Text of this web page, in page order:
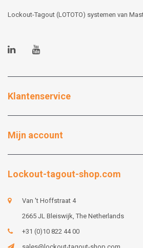
Lockout-Tagout (LOTOTO) systemen van
Klantenservice
Mijn account
Lockout-tagout-shop.com
Van 't Hoffstraat 4
2665 JL Bleiswijk, The Netherlands
+31 (0)10 822 44 00